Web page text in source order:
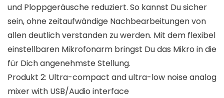
und Ploppgeräusche reduziert. So kannst Du sicher
sein, ohne zeitaufwändige Nachbearbeitungen von
allen deutlich verstanden zu werden. Mit dem flexibel
einstellbaren Mikrofonarm bringst Du das Mikro in die
für Dich angenehmste Stellung.
Produkt 2: Ultra-compact and ultra-low noise analog
mixer with USB/Audio interface